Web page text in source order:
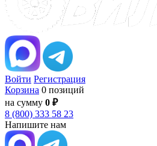
Войти Регистрация
Корзина 0 позиций
на сумму 0 ₽
8 (800) 333 58 23
Напишите нам